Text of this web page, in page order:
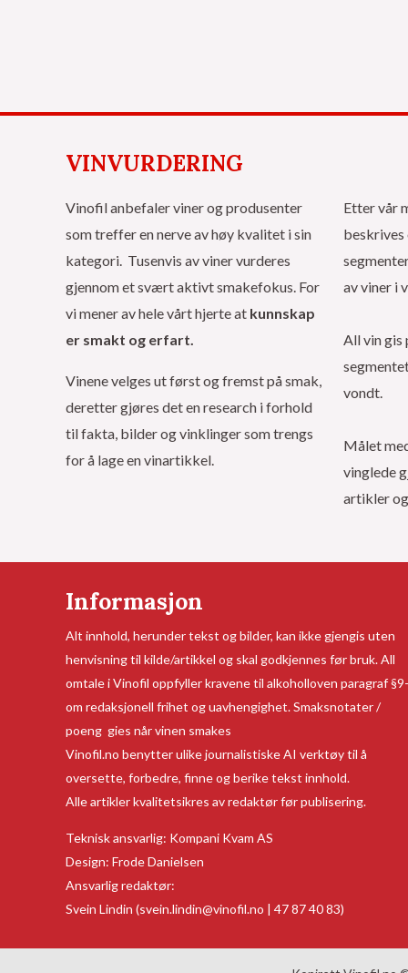
VINVURDERING
Vinofil anbefaler viner og produsenter
som treffer en nerve av høy kvalitet i sin
kategori. Tusenvis av viner vurderes
gjennom et svært aktivt smakefokus. For
vi mener av hele vårt hjerte at kunnskap
er smakt og erfart.
Vinene velges ut først og fremst på smak,
deretter gjøres det en research i forhold
til fakta, bilder og vinklinger som trengs
for å lage en vinartikkel.
Etter vår
beskrives
av viner i
All vin gis
vondt.
Målet
vinglede
artikler
Informasjon
Alt innhold, herunder tekst og bilder, kan ikke gjengis uten
henvisning til kilde/artikkel og skal godkjennes før bruk. All
omtale i Vinofil oppfyller kravene til alkoholloven paragraf
om redaksjonell frihet og uavhengighet. Smaksnotater /
poeng gies når vinen smakes
Vinofil.no benytter ulike journalistiske AI verktøy til å
oversette, forbedre, finne og berike tekst innhold.
Alle artikler kvalitetsikres av redaktør før publisering.
Teknisk ansvarlig: Kompani Kvam AS
Design: Frode Danielsen
Ansvarlig redaktør:
Svein Lindin (svein.lindin@vinofil.no | 47 87 40 83)